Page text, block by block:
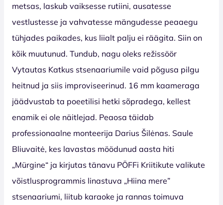
metsas, laskub vaiksesse rutiini, ausatesse
vestlustesse ja vahvatesse mängudesse peaaegu
tühjades paikades, kus liialt palju ei räägita. Siin on
kõik muutunud. Tundub, nagu oleks režissöör
Vytautas Katkus stsenaariumile vaid põgusa pilgu
heitnud ja siis improviseerinud. 16 mm kaameraga
jäädvustab ta poeetilisi hetki sõpradega, kellest
enamik ei ole näitlejad. Peaosa täidab
professionaalne monteerija Darius Šilėnas. Saule
Bliuvaitė, kes lavastas möödunud aasta hiti
„Mürgine“ ja kirjutas tänavu PÖFFi Kriitikute valikute
võistlusprogrammis linastuva „Hiina mere”
stsenaariumi, liitub karaoke ja rannas toimuva